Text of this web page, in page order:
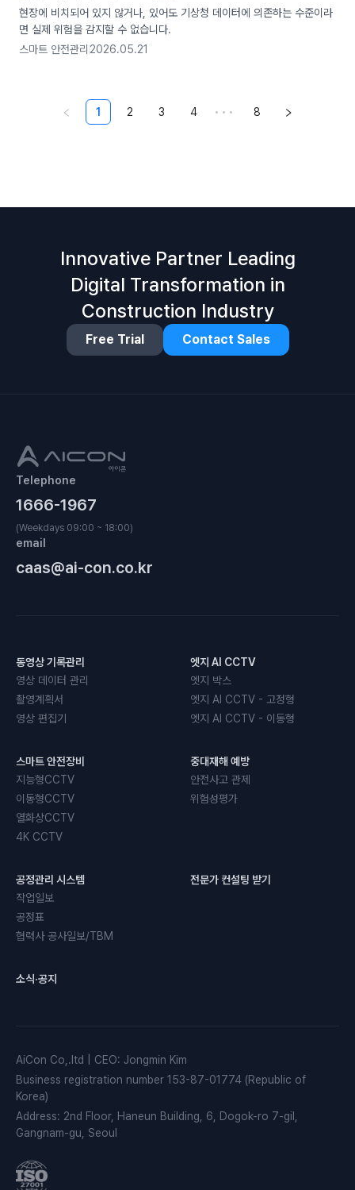
현장에 비치되어 있지 않거나, 있어도 기상청 데이터에 의존하는 수준이라
면 실제 위험을 감지할 수 없습니다.
스마트 안전관리 2026.05.21
1 2 3 4 ••• 8
Innovative Partner Leading
Digital Transformation in
Construction Industry
Free Trial Contact Sales
Telephone
1666-1967
(Weekdays 09:00 ~ 18:00)
email
caas@ai-con.co.kr
동영상 기록관리
영상 데이터 관리
촬영계획서
영상 편집기
엣지 AI CCTV
엣지 박스
엣지 AI CCTV - 고정형
엣지 AI CCTV - 이동형
스마트 안전장비
지능형CCTV
이동형CCTV
열화상CCTV
4K CCTV
중대재해 예방
안전사고 관제
위험성평가
공정관리 시스템
작업일보
공정표
협력사 공사일보/TBM
전문가 컨설팅 받기
소식·공지
AiCon Co,.ltd CEO: Jongmin Kim
Business registration number 153-87-01774 (Republic of
Korea)
Address: 2nd Floor, Haneun Building, 6, Dogok-ro 7-gil,
Gangnam-gu, Seoul